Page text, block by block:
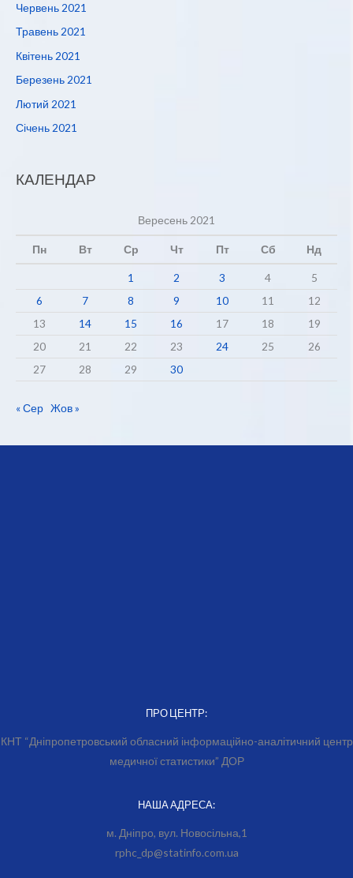
Червень 2021
Травень 2021
Квітень 2021
Березень 2021
Лютий 2021
Січень 2021
КАЛЕНДАР
Вересень 2021
Пн Вт Ср Чт Пт Сб Нд
1 2 3 4
5
6
7 8 9 10 11
12
13
14 15 16 17 18
19
20
21 22 23 24 25
26
27
28 29 30
« Сер Жов »
ПРО ЦЕНТР:
КНТ “Дніпропетровський обласний інформаційно-аналітичний центр
медичної статистики” ДОР
НАША АДРЕСА:
м. Дніпро, вул. Новосільна,1
rphc_dp@statinfo.com.ua